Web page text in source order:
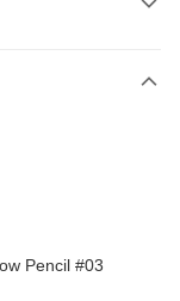
Pencil #03